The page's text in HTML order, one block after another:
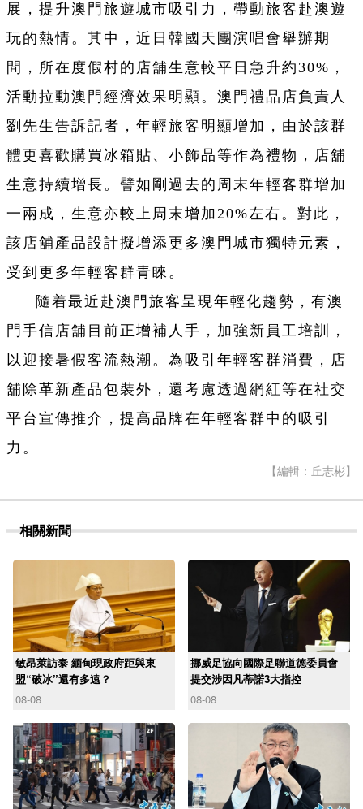
展，提升澳門旅遊城市吸引力，帶動旅客赴澳遊
玩的熱情。其中，近日韓國天團演唱會舉辦期
間，所在度假村的店舖生意較平日急升約30%，
活動拉動澳門經濟效果明顯。澳門禮品店負責人
劉先生告訴記者，年輕旅客明顯增加，由於該群
體更喜歡購買冰箱貼、小飾品等作為禮物，店舖
生意持續增長。譬如剛過去的周末年輕客群增加
一兩成，生意亦較上周末增加20%左右。對此，
該店舖產品設計擬增添更多澳門城市獨特元素，
受到更多年輕客群青睞。
隨着最近赴澳門旅客呈現年輕化趨勢，有澳
門手信店舖目前正增補人手，加強新員工培訓，
以迎接暑假客流熱潮。為吸引年輕客群消費，店
舖除革新產品包裝外，還考慮透過網紅等在社交
平台宣傳推介，提高品牌在年輕客群中的吸引
力。
【編輯：丘志彬】
相關新聞
敏昂萊訪泰 緬甸現政府距與東
盟“破冰”還有多遠？
08-08
挪威足協向國際足聯道德委員會
提交涉因凡蒂諾3大指控
08-08